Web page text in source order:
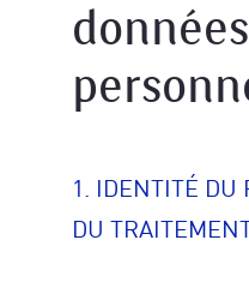
données
1. IDENTITÉ DU
DU